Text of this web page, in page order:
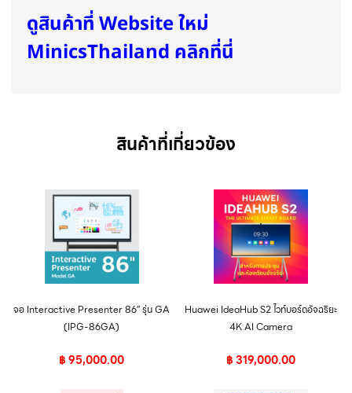
ดูสินค้าที่ Website ใหม่
MinicsThailand คลิกที่นี่
สินค้าที่เกี่ยวข้อง
จอ Interactive Presenter 86″ รุ่น GA
(IPG-86GA)
฿95,000.00
Huawei IdeaHub S2 ไวท์บอร์ดอัจฉริยะ
4K AI Camera
฿319,000.00